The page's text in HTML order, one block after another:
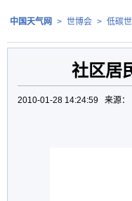
中国天气网 > 世博会 > 低碳
社区居
2010-01-28 14:24:59 来源：